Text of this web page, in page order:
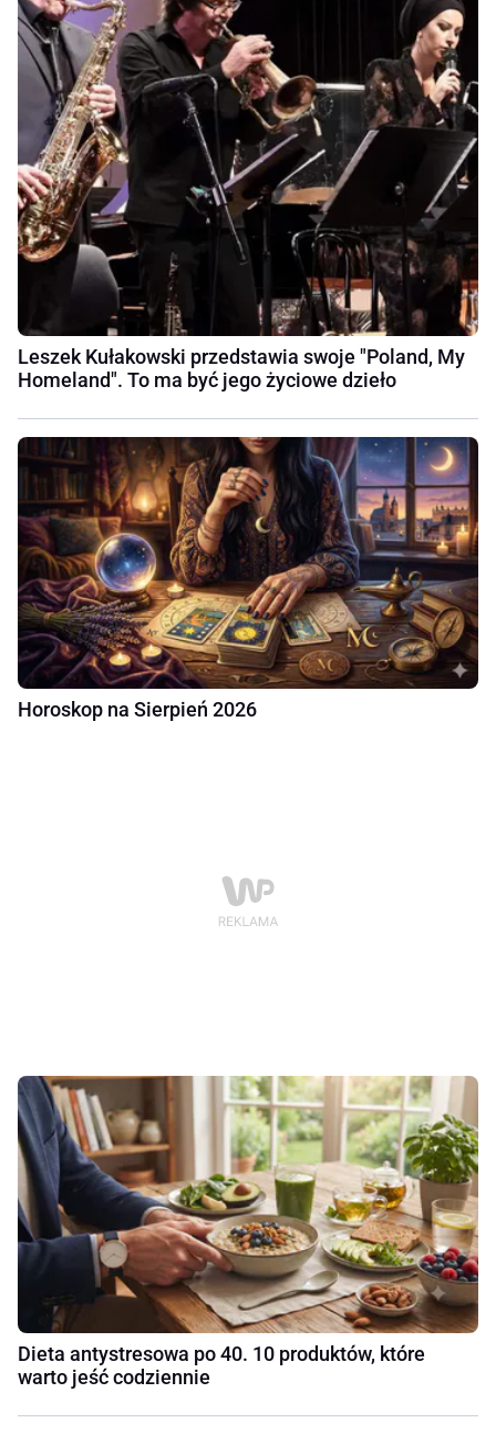
Leszek Kułakowski przedstawia swoje "Poland, My
Homeland". To ma być jego życiowe dzieło
Horoskop na Sierpień 2026
Dieta antystresowa po 40. 10 produktów, które
warto jeść codziennie